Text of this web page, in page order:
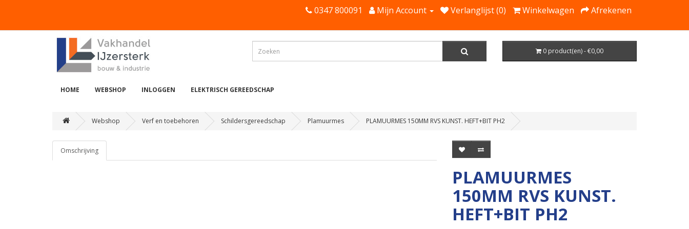
0347 800091 Mijn Account Verlanglijst (0) Winkelwagen Afrekenen
0 product(en) - €0,00
HOME WEBSHOP INLOGGEN ELEKTRISCH GEREEDSCHAP
Webshop Verf en toebehoren Schildersgereedschap Plamuurmes PLAMUURMES 150MM RVS KUNST. HEFT+BIT PH2
Omschrijving
PLAMUURMES
150MM RVS KUNST.
HEFT+BIT PH2